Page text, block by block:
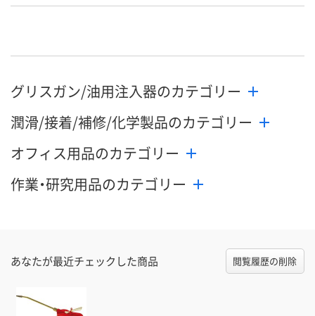
グリスガン/油用注入器のカテゴリー
潤滑/接着/補修/化学製品のカテゴリー
オフィス用品のカテゴリー
作業・研究用品のカテゴリー
あなたが最近チェックした商品 閲覧履歴の削除